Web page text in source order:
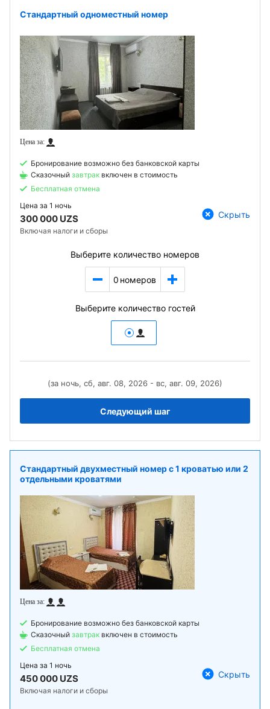
Стандартный одноместный номер
Бронирование возможно без банковской карты
Сказочный завтрак включен в стоимость
Бесплатная отмена
Цена за 1 ночь
300 000 UZS
Включая налоги и сборы
Скрыть
Выберите количество номеров
0 номеров
Выберите количество гостей
(за ночь, сб, авг. 08, 2026 - вс, авг. 09, 2026)
Следующий шаг
Стандартный двухместный номер с 1 кроватью или 2
отдельными кроватями
Бронирование возможно без банковской карты
Сказочный завтрак включен в стоимость
Бесплатная отмена
Цена за 1 ночь
450 000 UZS
Включая налоги и сборы
Скрыть